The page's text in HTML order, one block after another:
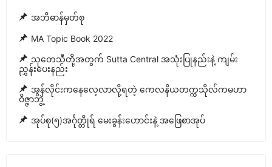
အဘိဓာန်မှတ်စု
MA Topic Book 2022
သုတေသီတို့အတွက် Sutta Central အသုံးပြုနည်းနဲ့ ကျမ်း
ညွှန်းပေးနည်း
အွန်လိုင်းကနေလေ့လာလို့ရတဲ့ ကေလနိယတက္ကသိုလ်ကမဟာ
ဝိဇ္ဇာဘွဲ့
အုပ်စု(၅)အင်္ဂုတ္တိုရ် မေးခွန်းဟောင်းနဲ့ အဖြေစာအုပ်